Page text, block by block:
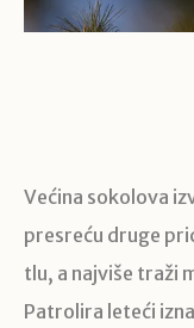
Većina sokolova
presreću druge
tlu, a najviše traži
Patrolira leteći